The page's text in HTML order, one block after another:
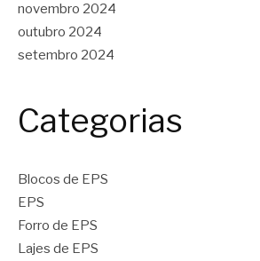
novembro 2024
outubro 2024
setembro 2024
Categorias
Blocos de EPS
EPS
Forro de EPS
Lajes de EPS